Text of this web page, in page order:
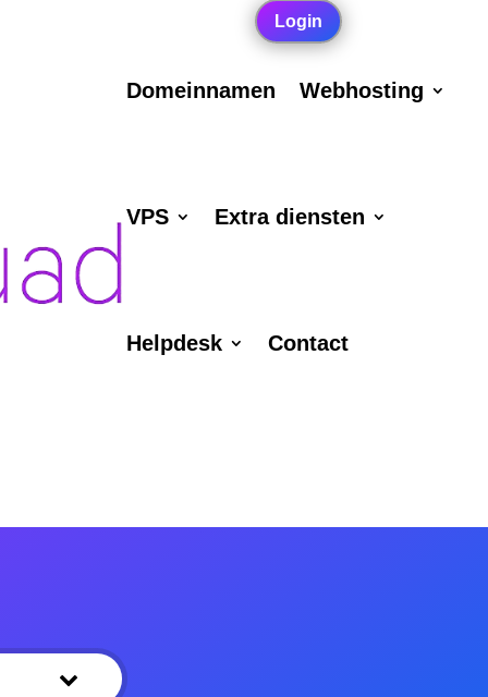
Login
Domeinnamen Webhosting
VPS Extra diensten
Helpdesk Contact